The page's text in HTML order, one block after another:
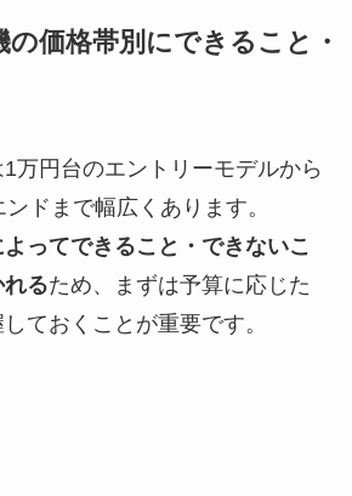
の価格帯別にできること・
万円台のエントリーモデルから
ドまで幅広くあります。
ってできること・できないこ
るため、まずは予算に応じた
ておくことが重要です。